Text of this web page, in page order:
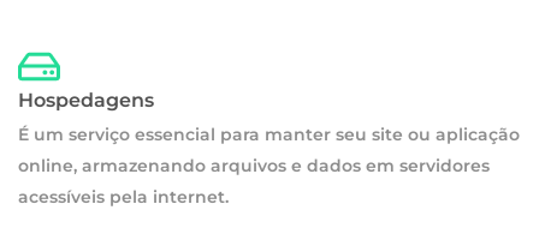
Hospedagens
É um serviço essencial para manter seu site ou aplicação
online, armazenando arquivos e dados em servidores
acessíveis pela internet.